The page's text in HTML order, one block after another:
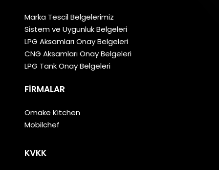
Marka Tescil Belgelerimiz
Sistem ve Uygunluk Belgeleri
LPG Aksamları Onay Belgeleri
CNG Aksamları Onay Belgeleri
LPG Tank Onay Belgeleri
FIRMALAR
Omake Kitchen
Mobilchef
KVKK